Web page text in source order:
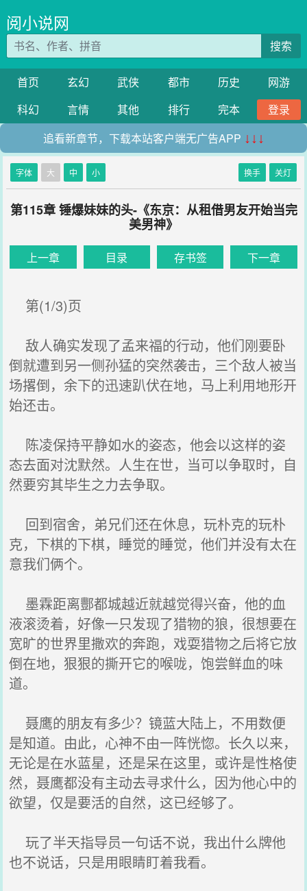
阅小说网
搜索
首页 玄幻 武侠 都市 历史
网游
科幻
言情 其他 排行 完本
登录
追看新章节，下载本站客户端无广告APP ↓↓↓
字体 大 中 小 换手 关灯
第115章 锤爆妹妹的头-《东京：从租借男友开始当完
美男神》
上一章 目录 存书签 下一章
第(1/3)页
敌人确实发现了孟来福的行动，他们刚要卧
倒就遭到另一侧孙猛的突然袭击，三个敌人被当
场撂倒，余下的迅速趴伏在地，马上利用地形开
始还击。
陈凌保持平静如水的姿态，他会以这样的姿
态去面对沈默然。人生在世，当可以争取时，自
然要穷其毕生之力去争取。
回到宿舍，弟兄们还在休息，玩朴克的玩朴
克，下棋的下棋，睡觉的睡觉，他们并没有太在
意我们俩个。
墨霖距离酆都城越近就越觉得兴奋，他的血
液滚烫着，好像一只发现了猎物的狼，很想要在
宽旷的世界里撒欢的奔跑，戏耍猎物之后将它放
倒在地，狠狠的撕开它的喉咙，饱尝鲜血的味
道。
聂鹰的朋友有多少？镜蓝大陆上，不用数便
是知道。由此，心神不由一阵恍惚。长久以来，
无论是在水蓝星，还是呆在这里，或许是性格使
然，聂鹰都没有主动去寻求什么，因为他心中的
欲望，仅是要活的自然，这已经够了。
玩了半天指导员一句话不说，我出什么牌他
也不说话，只是用眼睛盯着我看。